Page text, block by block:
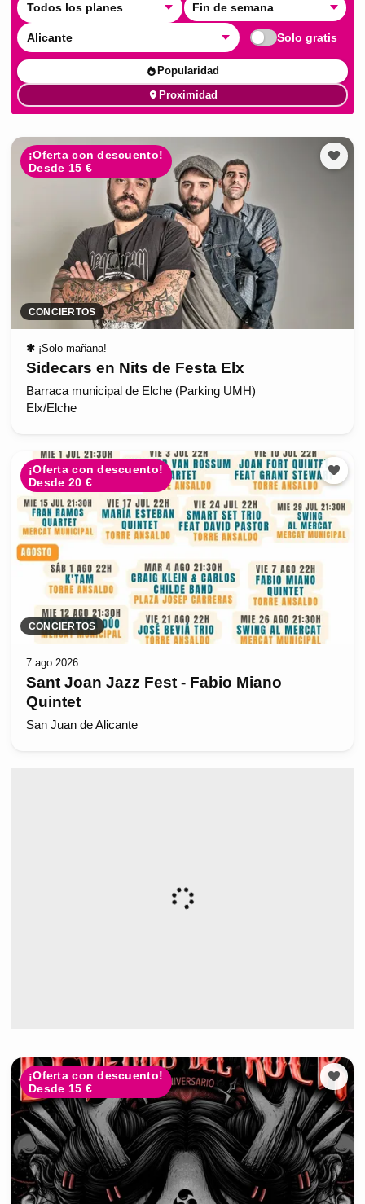
Todos los planes Fin de semana
Alicante Solo gratis
Popularidad
Proximidad
¡Oferta con descuento!
Desde 15 €
CONCIERTOS
✱ ¡Solo mañana!
Sidecars en Nits de Festa Elx
Barraca municipal de Elche (Parking UMH)
Elx/Elche
¡Oferta con descuento!
Desde 20 €
CONCIERTOS
7 ago 2026
Sant Joan Jazz Fest - Fabio Miano
Quintet
San Juan de Alicante
¡Oferta con descuento!
Desde 15 €